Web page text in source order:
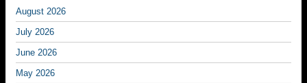
August 2026
July 2026
June 2026
May 2026